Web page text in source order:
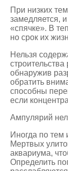
При низких
замедляется,
«спячке». В
но срок их
Нельзя
обнаружив
обратить
способны
если
Ампулярий
Иногда по тем
Мертвых
аквариума,
Определить